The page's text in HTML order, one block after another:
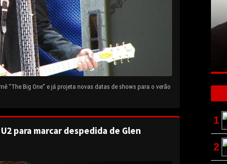
“The Big One” e já projeta novas datas de shows para o verão
para marcar despedida de Glen
1
2